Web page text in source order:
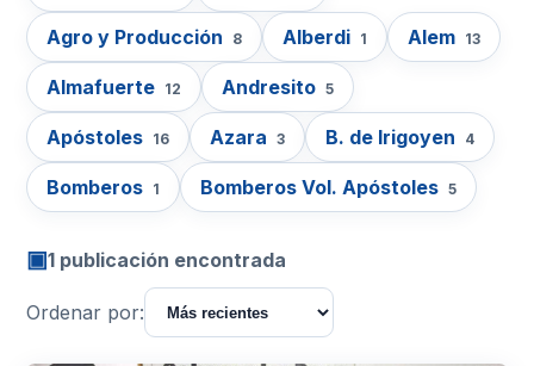
Agro y Producción 8 Alberdi 1 Alem 13
Almafuerte 12 Andresito 5
Apóstoles 16 Azara 3 B. de Irigoyen 4
Bomberos 1 Bomberos Vol. Apóstoles 5
▣1 publicación encontrada
Ordenar por: